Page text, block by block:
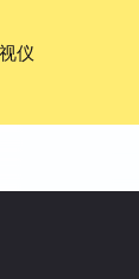
仪